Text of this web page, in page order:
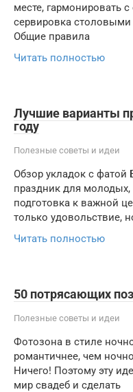
месте, гармонировать
сервировка
Общие правила
Читать полностью
Лучшие варианты
году
Полезные советы и идеи
Обзор укладок с фатой
праздник для
подготовка к важной
только удовольствие,
Читать полностью
50 потрясающих
Полезные советы и идеи
Фотозона в стиле
романтичнее, чем
Ничего! Поэтому эту
мир свадеб и сделать